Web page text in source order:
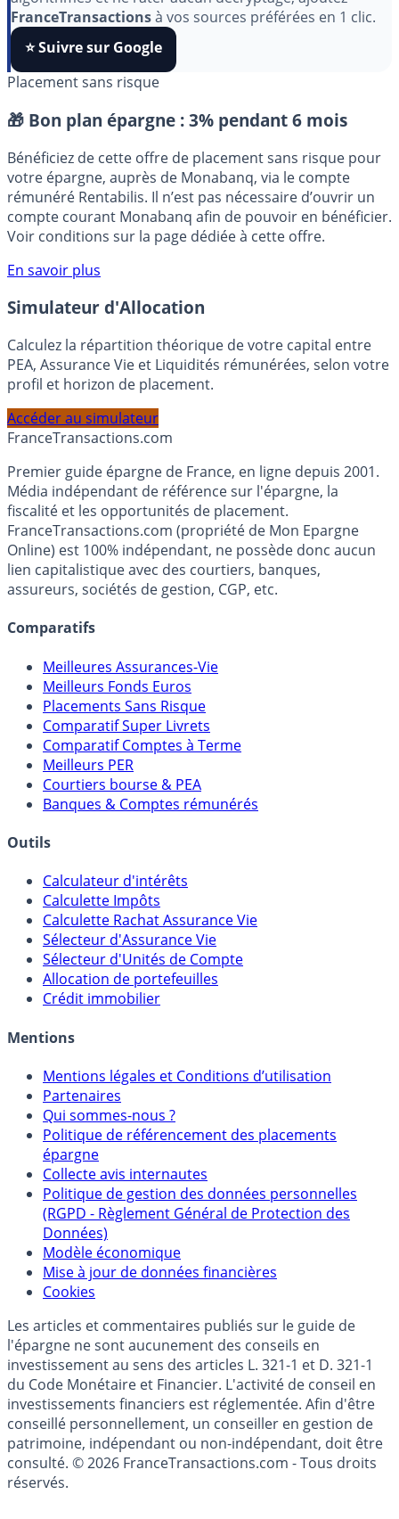
Pour soutenir le travail de notre équipe face aux
algorithmes et ne rater aucun décryptage, ajoutez
FranceTransactionsà vos sources préférées en 1 clic.
⭐️ Suivre sur Google
Placement sans risque
🎁 Bon plan épargne : 3% pendant 6 mois
Bénéficiez de cette offre de placement sans risque pour
votre épargne, auprès de Monabanq, via le compte
rémunéré Rentabilis. Il n’est pas nécessaire d’ouvrir un
Voir conditions sur la page dédiée à cette offre.
En savoir plus
Simulateur d'Allocation
Calculez la répartition théorique de votre capital entre
profil et horizon de placement.
FranceTransactions.com
Premier guide épargne de France, en ligne depuis 2001.
Média indépendant de référence sur l'épargne, la
fiscalité et les opportunités de placement.
FranceTransactions.com (propriété de Mon Epargne
Online) est 100% indépendant, ne possède donc aucun
assureurs, sociétés de gestion, CGP, etc.
Comparatifs
Meilleures Assurances-Vie
Meilleurs Fonds Euros
Placements Sans Risque
Comparatif Super Livrets
Comparatif Comptes à Terme
Meilleurs PER
Banques & Comptes rémunérés
Outils
Calculateur d'intérêts
Calculette Impôts
Calculette Rachat Assurance Vie
Sélecteur d'Assurance Vie
Sélecteur d'Unités de Compte
Crédit immobilier
Mentions
Mentions légales et Conditions d’utilisation
Partenaires
Qui sommes-nous ?
Politique de référencement des placements
épargne
Collecte avis internautes
Politique de gestion des données personnelles
(RGPD - Règlement Général de Protection des
Données)
Modèle économique
Cookies
Les articles et commentaires publiés sur le guide de
l'épargne ne sont aucunement des conseils en
investissement au sens des articles L. 321-1 et D. 321-1
du Code Monétaire et Financier. L'activité de conseil en
investissements financiers est réglementée. Afin d'être
conseillé personnellement, un conseiller en gestion de
patrimoine, indépendant ou non-indépendant, doit être